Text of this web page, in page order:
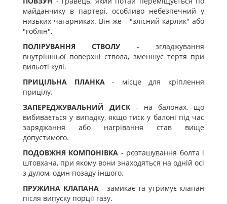
майданчику в партері, особливо небезпечний у
низьких чагарниках. Він же - "злісний карлик" або
"гоблін".
ПОЛІРУВАННЯ СТВОЛУ - згладжування
внутрішньої поверхні ствола, зменшує тертя при
вильоті кулі.
ПРИЦІЛЬНА ПЛАНКА- місце для кріплення
прицілу.
ЗАПЕРЕДЖУВАЛЬНИЙ ДИСК - на балонах, що
вибивається у випадку, якщо тиск у балоні під час
заряджання або нагрівання став вище
допустимого.
ПОДОВЖНЯ КОМПОНІВКА - розташування болта і
штовхача, при якому вони знаходяться на одній осі
з дулом, один позаду іншого.
ПРУЖИНА КЛАПАНА- замикає та утримує клапан
після випуску порції газу.